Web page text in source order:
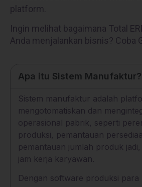
platform.
Ingin melihat bagaimana Total
Anda menjalankan bisnis? Coba
Apa itu Sistem Manufaktur?
Sistem manufaktur adalah
mengotomatiskan dan
operasional pabrik, seperti
produksi, pemantauan
pemantauan jumlah produk
jam kerja karyawan.
Dengan software produksi para